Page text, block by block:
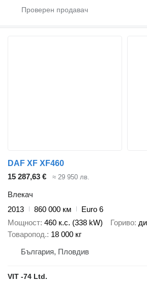
DAF XF XF460
15 287,63 €
≈ 29 950 лв.
Влекач
2013
860 000 км
Euro 6
Мощност 460 к.с. (338 kW) Гориво
Товаропод. 18 000 кг
България, Пловдив
VIT -74 Ltd.